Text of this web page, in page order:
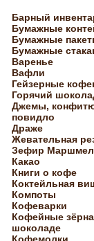
Барный
Бумажные
Бумажные
Бумажные
Варенье
Вафли
Гейзерные
Горячий
Джемы,
повидло
Драже
Жевательная
Зефир
Какао
Книги о кофе
Коктейльная
Компоты
Кофеварки
Кофейные
шоколаде